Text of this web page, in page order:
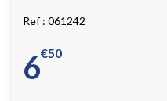
061242
6 50
€